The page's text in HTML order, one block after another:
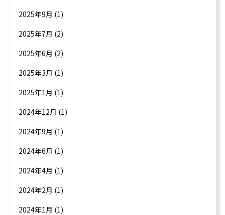
2025年9月 (1)
2025年7月 (2)
2025年6月 (2)
2025年3月 (1)
2025年1月 (1)
2024年12月 (1)
2024年9月 (1)
2024年6月 (1)
2024年4月 (1)
2024年2月 (1)
2024年1月 (1)